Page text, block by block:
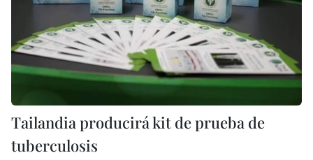
Tailandia producirá kit de prueba de
tuberculosis